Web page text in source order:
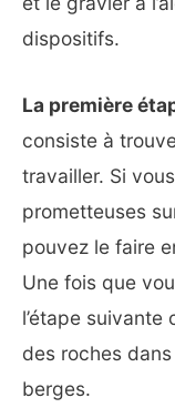
dispositifs.
La première
consiste à
travailler. Si
prometteuses
pouvez le faire
Une fois que
l’étape
des roches
berges.